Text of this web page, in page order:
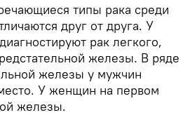
типы рака среди
друг от друга. У
рак легкого,
железы. В ряде
железы у мужчин
У женщин на первом
железы.